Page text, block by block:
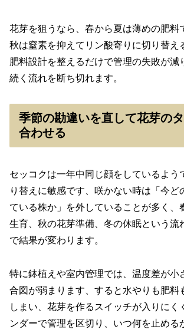
花芽を狙うなら、春から夏は薄めの肥料
秋は窒素を抑えてリン酸寄りに切り替え
肥料設計を整えるだけで管理の失敗が減
続く流れを断ち切れます。
季節の勘違いを直して花芽の
合わせる
セッコクは一年中同じ顔をしているよう
り替えに敏感です、咲かない時は「今ど
ている株か」を外していることが多く、
生育、秋の花芽準備、冬の休眠という流
で結果が変わります。
特に鉢植えや室内管理では、温度差が小
合図が弱まります、すると水やりも肥料
しまい、花芽を作るスイッチが入りにく
ンダーで管理を区切り、いつ何を止める